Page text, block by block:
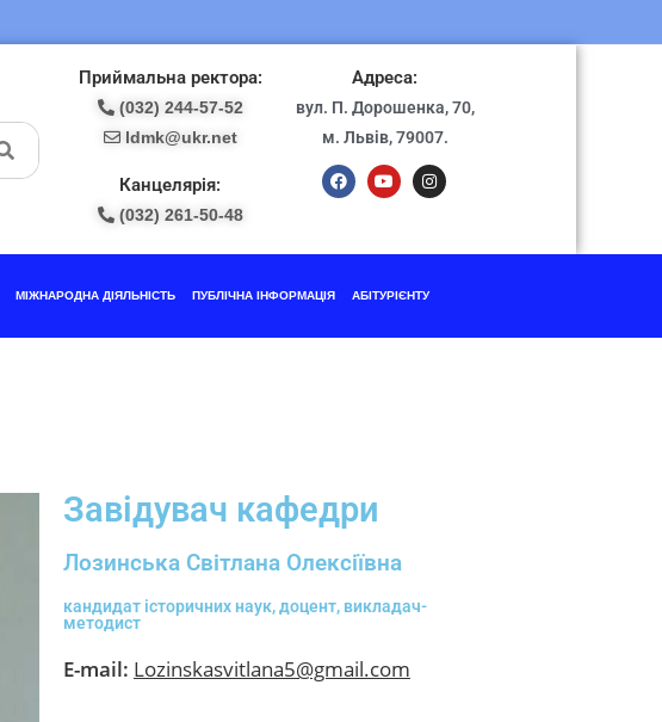
Приймальна ректора:
(032) 244-57-52
ldmk@ukr.net
Канцелярія:
(032) 261-50-48
Адреса:
вул. П. Дорошенка, 70,
м. Львів, 79007.
МІЖНАРОДНА ДІЯЛЬНІСТЬ ПУБЛІЧНА ІНФОРМАЦІЯ АБІТУРІЄНТУ
Завідувач кафедри
Лозинська Світлана Олексіївна
кандидат історичних наук, доцент, викладач-
методист
E-mail: Lozinskasvitlana5@gmail.com